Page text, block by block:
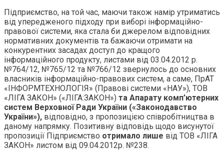
Підприємство, на той час, маючи також намір утриматись
від упередженого підходу при виборі інформаційно-
правової системи, яка стала би джерелом відповідних
нормативних документів та бажаючи отримати на
конкурентних засадах доступ до кращого
інформаційного продукту, листами від 03.04.2012 р.
№764/12, №765/12 та №766/12 звернулось до основних
власників інформаційно-правових систем, а саме, ПрАТ
«ІНФОРМТЕХНОЛОГІЯ» (Правові системи «НАУ»), ТОВ
«ЛІГА ЗАКОН» («ЛІГА:ЗАКОН») та Апарату комп’ютерних
систем Верховної Ради України («Законодавство
України»), відповідно, з пропозицією співробітництва в
даному напрямку. Позитивну відповідь щодо висунутої
пропозиції Підприємство отримало лише від ТОВ «ЛІГА
ЗАКОН» листом від 09.04.2012р. №238.